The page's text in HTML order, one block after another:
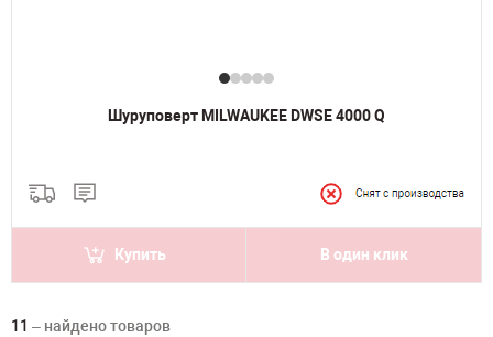
Шуруповерт MILWAUKEE DWSE 4000 Q
Купить В один клик
11 – найдено товаров